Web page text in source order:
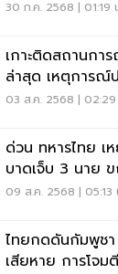
30 ก.ค. 2568 | 01:19
เกาะติดสถานกา
ล่าสุด เหตุการณ์
03 ส.ค. 2568 |
ด่วน ทหารไทย เ
บาดเจ็บ 3 นาย
ชายแดนกัมพูชา
09 ส.ค. 2568 | 05:13
ไทยกดดันกัมพูช
เสียหาย การโจม